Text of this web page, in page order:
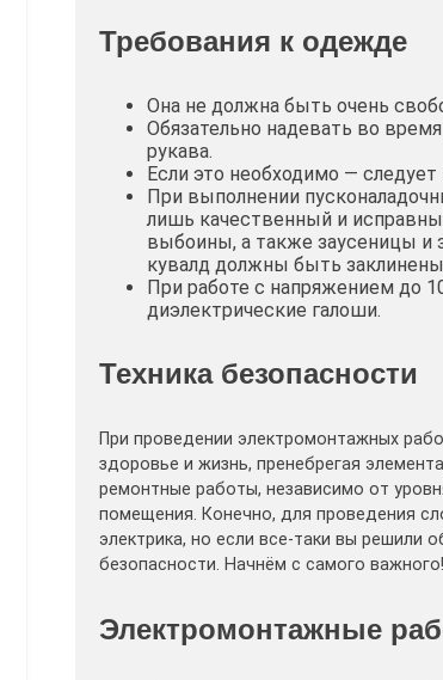
Требования к одежде
Она не должна быть очень
Обязательно надевать во
рукава.
Если это необходимо —
При выполнении
лишь качественный и
выбоины, а также заусеницы и
кувалд должны быть
При работе с напряжением до
диэлектрические галоши.
Техника безопасности
При проведении электромонтажных
здоровье и жизнь, пренебрегая
ремонтные работы, независимо от
помещения. Конечно, для проведения
электрика, но если все-таки вы решили
безопасности. Начнём с самого важного!
Электромонтажные